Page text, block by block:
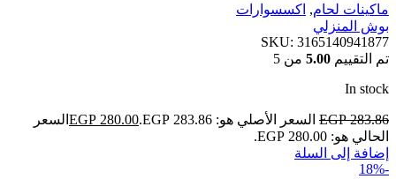
ماكينات لحام, اكسسوارات
بوش المنزلي
SKU: 3165140941877
تم التقييم 5.00 من 5
In stock
EGP283.86 السعر الأصلي هو: EGP 283.86. EGP 280.00
السعر
الحالي هو: EGP 280.00.
إضافة إلى السلة
-18%